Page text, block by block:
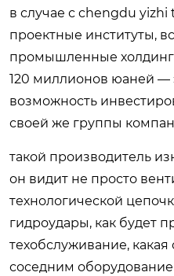
в случае с chengdu yizhi
проектные институты,
промышленные
120 миллионов юаней —
возможность
своей же группы
такой производитель
он видит не просто
технологической
гидроудары, как будет
техобслуживание,
соседним